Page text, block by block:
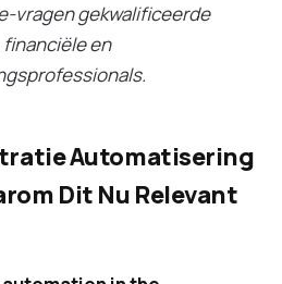
vragen gekwalificeerde
en
Automatisering
Dit Nu Relevant